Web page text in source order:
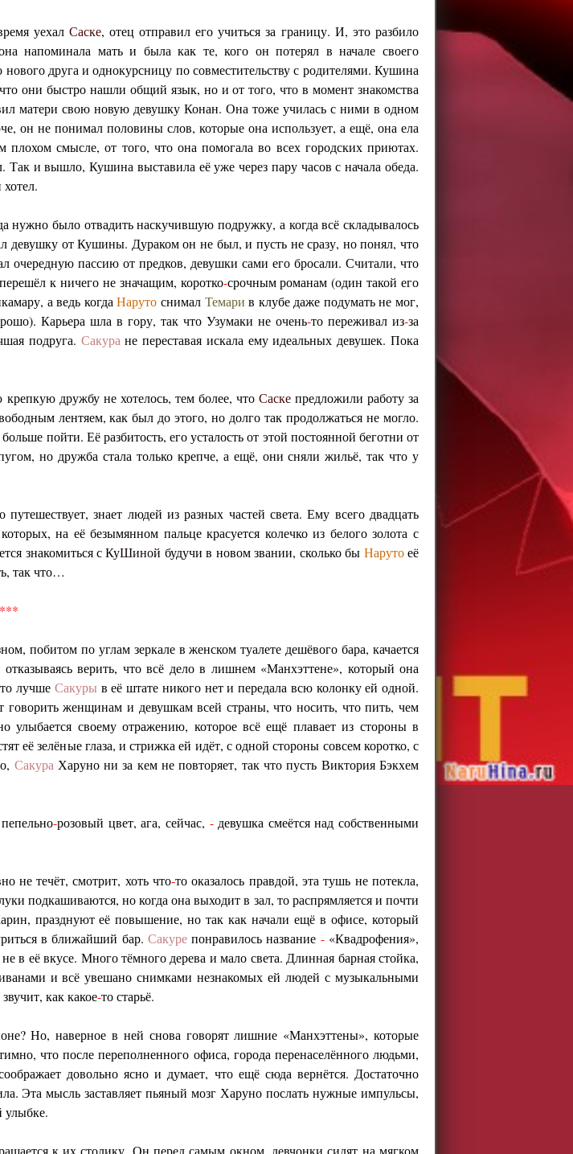
уехал Саске, отец отправил его учиться за границу. И, это разбило
напоминала мать и была как те, кого он потерял в начале своего
друга и однокурсницу по совместительству с родителями. Кушина
они быстро нашли общий язык, но и от того, что в момент знакомства
матери свою новую девушку Конан. Она тоже училась с ними в одном
он не понимал половины слов, которые она использует, а ещё, она ела
смысле, от того, что она помогала во всех городских приютах.
Так и вышло, Кушина выставила её уже через пару часов с начала обеда.
нужно было отвадить наскучившую подружку, а когда всё складывалось
девушку от Кушины. Дураком он не был, и пусть не сразу, но понял, что
очередную пассию от предков, девушки сами его бросали. Считали, что
к ничего не значащим, коротко-срочным романам (один такой его
а ведь когдаНаруто снимал Темари в клубе даже подумать не мог,
Карьера шла в гору, так что Узумаки не очень-то переживал из-за
подруга. Сакура не переставая искала ему идеальных девушек. Пока
дружбу не хотелось, тем более, что Саскепредложили работу за
лентяем, как был до этого, но долго так продолжаться не могло.
пойти. Её разбитость, его усталость от этой постоянной беготни от
но дружба стала только крепче, а ещё, они сняли жильё, так что у
знает людей из разных частей света. Ему всего двадцать
на её безымянном пальце красуется колечко из белого золота с
знакомиться с КуШиной будучи в новом звании, сколько бы Нарутоеё
так что…
***
побитом по углам зеркале в женском туалете дешёвого бара, качается
верить, что всё дело в лишнем «Манхэттене», который она
лучше Сакуры в её штате никого нет и передала всю колонку ей одной.
говорить женщинам и девушкам всей страны, что носить, что пить, чем
своему отражению, которое всё ещё плавает из стороны в
её зелёные глаза, и стрижка ей идёт, с одной стороны совсем коротко, с
Сакура Харуно ни за кем не повторяет, так что пусть Виктория Бэкхем
-розовый цвет, ага, сейчас, -девушка смеётся над собственными
не течёт, смотрит, хоть что-то оказалось правдой, эта тушь не потекла,
подкашиваются, но когда она выходит в зал, то распрямляется и почти
празднуют её повышение, но так как начали ещё в офисе, который
в ближайший бар. Сакурепонравилось название -«Квадрофения»,
в её вкусе. Много тёмного дерева и мало света. Длинная барная стойка,
и всё увешано снимками незнакомых ей людей с музыкальными
как какое-то старьё.
Но, наверное в ней снова говорят лишние «Манхэттены», которые
что после переполненного офиса, города перенаселённого людьми,
довольно ясно и думает, что ещё сюда вернётся. Достаточно
Эта мысль заставляет пьяный мозг Харуно послать нужные импульсы,
улыбке.
к их столику. Он перед самым окном, девчонки сидят на мягком